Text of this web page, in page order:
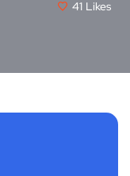
41 Likes